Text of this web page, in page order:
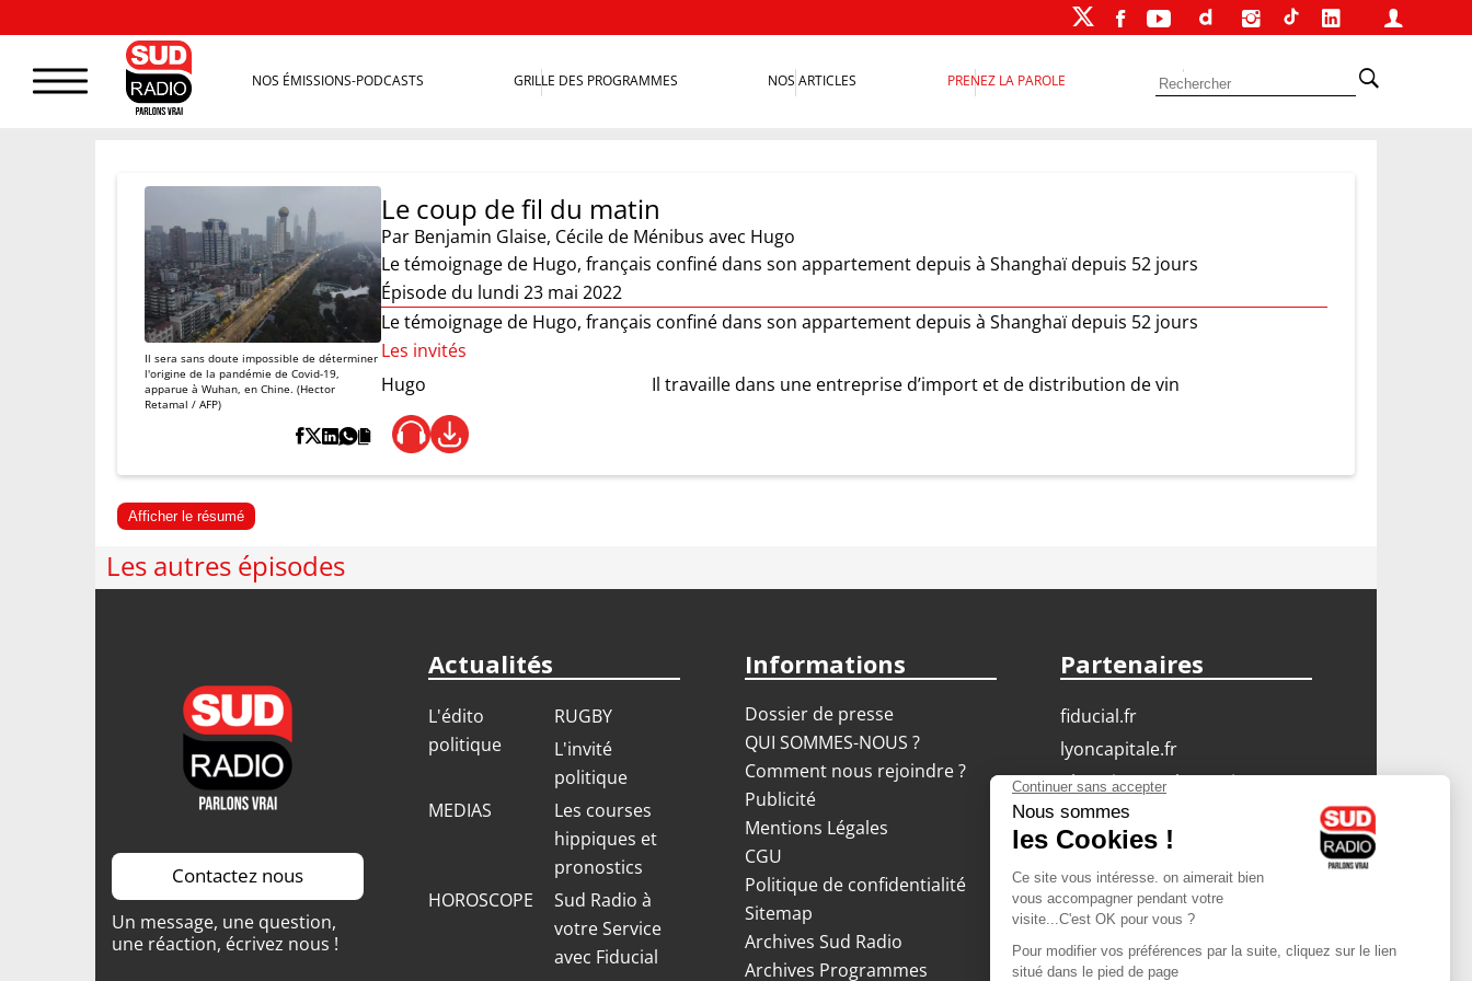
NOS ÉMISSIONS-PODCASTS GRILLE DES PROGRAMMES NOS ARTICLES PRENEZ LA PAROLE
Il sera sans doute impossible de déterminer
l'origine de la pandémie de Covid-19,
apparue à Wuhan, en Chine. (Hector
Retamal / AFP)
Le coup de fil du matin
Par Benjamin Glaise, Cécile de Ménibus avec Hugo
Le témoignage de Hugo, français confiné dans son appartement depuis à Shanghaï depuis 52 jours
Épisode du lundi 23 mai 2022
Le témoignage de Hugo, français confiné dans son appartement depuis à Shanghaï depuis 52 jours
Les invités
Hugo
Il travaille dans une entreprise d’import et de distribution de vin
Afficher le résumé
Les autres épisodes
Contactez nous
Un message, une question,
une réaction, écrivez nous !
Actualités
L'édito
politique
RUGBY
L'invité
politique
MEDIAS
Les courses
hippiques et
pronostics
HOROSCOPE
Sud Radio à
votre Service
avec Fiducial
Informations
Dossier de presse
QUI SOMMES-NOUS ?
Comment nous rejoindre ?
Publicité
Mentions Légales
CGU
Politique de confidentialité
Sitemap
Archives Sud Radio
Archives Programmes
Partenaires
fiducial.fr
lyoncapitale.fr
olympique-et-lyonnais.com
L'application Iphone
/ Android
Téléchargez l'application